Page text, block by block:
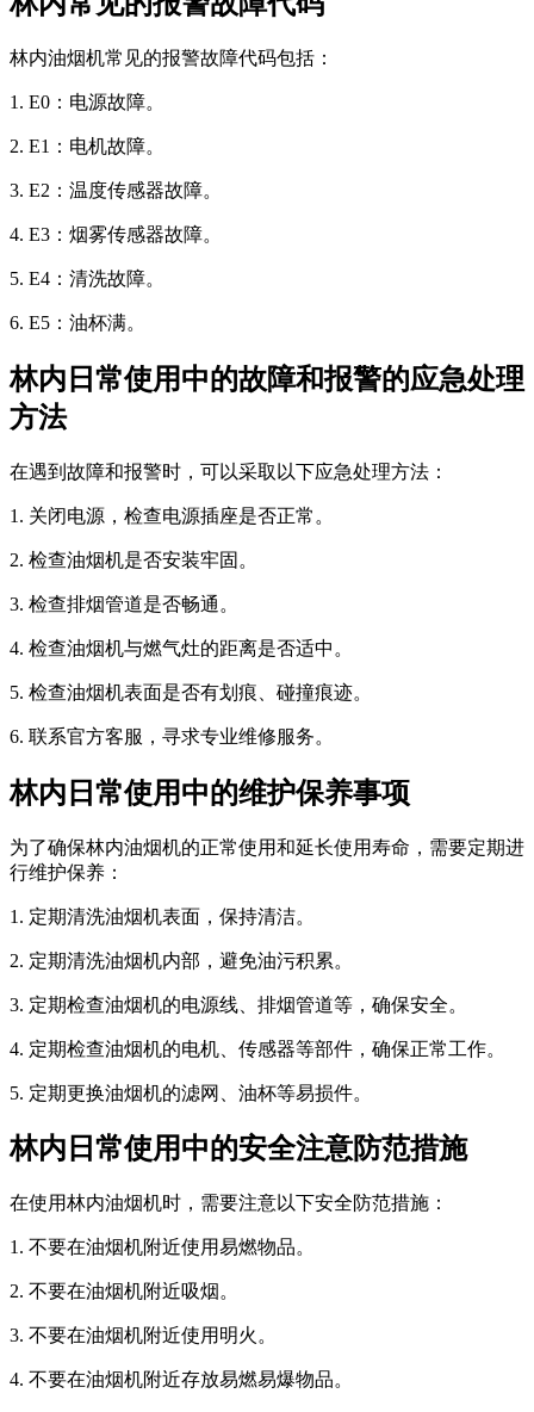
林内油烟机常见的报警故障代码包括：
1. E0：电源故障。
2. E1：电机故障。
3. E2：温度传感器故障。
4. E3：烟雾传感器故障。
5. E4：清洗故障。
6. E5：油杯满。
林内日常使用中的故障和报警的应急处理
方法
在遇到故障和报警时，可以采取以下应急处理方法：
1. 关闭电源，检查电源插座是否正常。
2. 检查油烟机是否安装牢固。
3. 检查排烟管道是否畅通。
4. 检查油烟机与燃气灶的距离是否适中。
5. 检查油烟机表面是否有划痕、碰撞痕迹。
6. 联系官方客服，寻求专业维修服务。
林内日常使用中的维护保养事项
为了确保林内油烟机的正常使用和延长使用寿命，需要定期进
行维护保养：
1. 定期清洗油烟机表面，保持清洁。
2. 定期清洗油烟机内部，避免油污积累。
3. 定期检查油烟机的电源线、排烟管道等，确保安全。
4. 定期检查油烟机的电机、传感器等部件，确保正常工作。
5. 定期更换油烟机的滤网、油杯等易损件。
林内日常使用中的安全注意防范措施
在使用林内油烟机时，需要注意以下安全防范措施：
1. 不要在油烟机附近使用易燃物品。
2. 不要在油烟机附近吸烟。
3. 不要在油烟机附近使用明火。
4. 不要在油烟机附近存放易燃易爆物品。